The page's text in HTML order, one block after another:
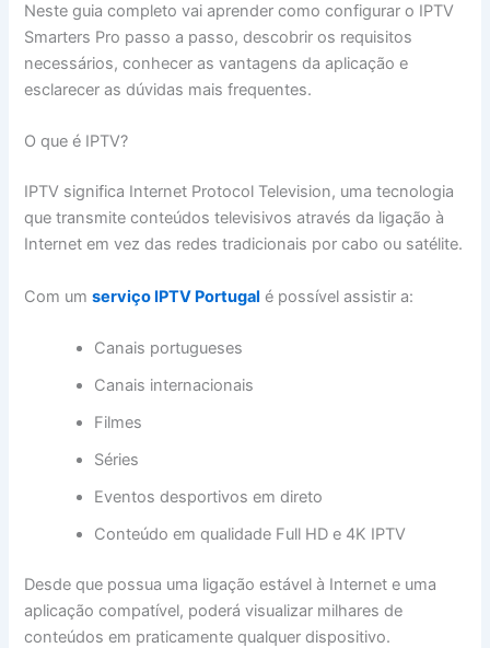
Neste guia completo vai aprender como configurar o IPTV
Smarters Pro passo a passo, descobrir os requisitos
necessários, conhecer as vantagens da aplicação e
esclarecer as dúvidas mais frequentes.
O que é IPTV?
IPTV significa Internet Protocol Television, uma tecnologia
que transmite conteúdos televisivos através da ligação à
Internet em vez das redes tradicionais por cabo ou satélite.
Com umserviço IPTV Portugal é possível assistir a:
Canais portugueses
Canais internacionais
Filmes
Séries
Eventos desportivos em direto
Conteúdo em qualidade Full HD e 4K IPTV
Desde que possua uma ligação estável à Internet e uma
aplicação compatível, poderá visualizar milhares de
conteúdos em praticamente qualquer dispositivo.